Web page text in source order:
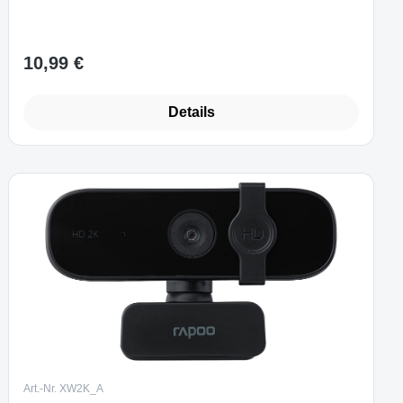
Regulärer Preis:
10,99 €
Details
Art.-Nr. XW2K_A